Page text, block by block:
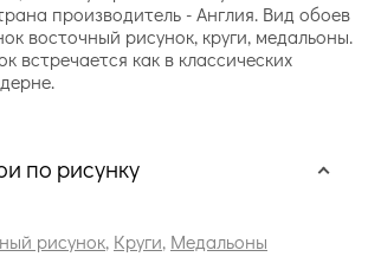
производитель - Англия. Вид обоев
восточный рисунок, круги, медальоны.
встречается как в классических
по рисунку
рисунок, Круги, Медальоны